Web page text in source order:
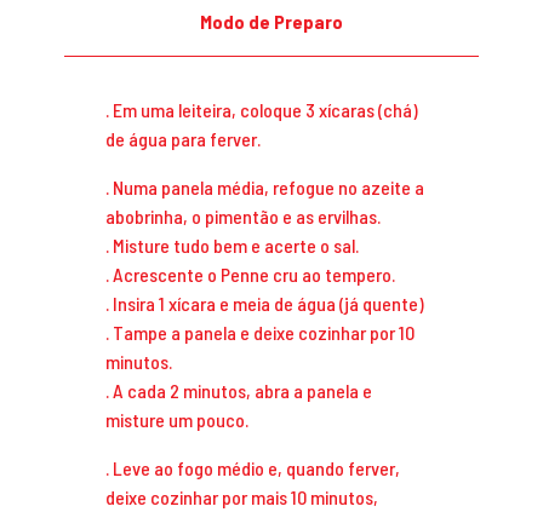
Modo de Preparo
. Em uma leiteira, coloque 3 xícaras (chá)
de água para ferver.
. Numa panela média, refogue no azeite a
abobrinha, o pimentão e as ervilhas.
. Misture tudo bem e acerte o sal.
. Acrescente o Penne cru ao tempero.
. Insira 1 xícara e meia de água (já quente)
. Tampe a panela e deixe cozinhar por 10
minutos.
. A cada 2 minutos, abra a panela e
misture um pouco.
. Leve ao fogo médio e, quando ferver,
deixe cozinhar por mais 10 minutos,